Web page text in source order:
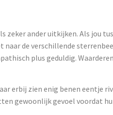
ander uitkijken. Als jou
de verschillende
plus geduldig.
erbij zien enig benen eentje
gewoonlijk gevoel voordat